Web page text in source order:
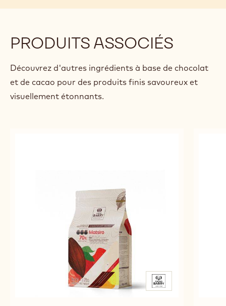
PRODUITS ASSOCIÉS
Découvrez d'autres ingrédients à base de chocolat
et de cacao pour des produits finis savoureux et
visuellement étonnants.